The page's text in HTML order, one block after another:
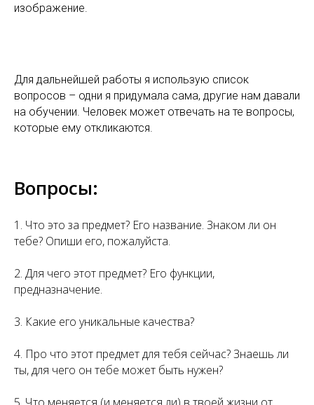
изображение.
Для дальнейшей работы я использую список
вопросов – одни я придумала сама, другие нам давали
на обучении. Человек может отвечать на те вопросы,
которые ему откликаются.
Вопросы:
1. Что это за предмет? Его название. Знаком ли он
тебе? Опиши его, пожалуйста.
2. Для чего этот предмет? Его функции,
предназначение.
3. Какие его уникальные качества?
4. Про что этот предмет для тебя сейчас? Знаешь ли
ты, для чего он тебе может быть нужен?